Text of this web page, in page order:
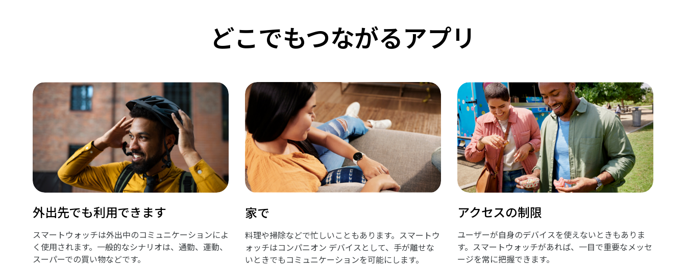
どこでもつながるアプリ
外出先でも利用できます
スマートウォッチは外出中のコミュニケーションによ
く使用されます。一般的なシナリオは、通勤、運動、
スーパーでの買い物などです。
家で
料理や掃除などで忙しいこともあります。スマートウ
ォッチはコンパニオン デバイスとして、手が離せな
いときでもコミュニケーションを可能にします。
アクセスの制限
ユーザーが自身のデバイスを使えないときもありま
す。スマートウォッチがあれば、一目で重要なメッセ
ージを常に把握できます。